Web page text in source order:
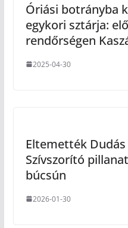
Óriási botrányba
egykori sztárja:
rendőrségen
2025-04-30
Eltemették
Szívszorító
búcsún
2026-01-30